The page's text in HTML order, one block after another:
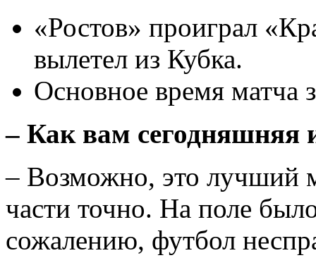
«Ростов» проиграл
вылетел из Кубка.
Основное время матча
– Как вам сегодняшняя
– Возможно, это лучший
части точно. На поле
сожалению, футбол